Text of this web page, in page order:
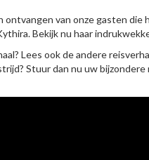
ontvangen van onze gasten
Bekijk nu haar
Lees ook de andere
Stuur dan nu uw